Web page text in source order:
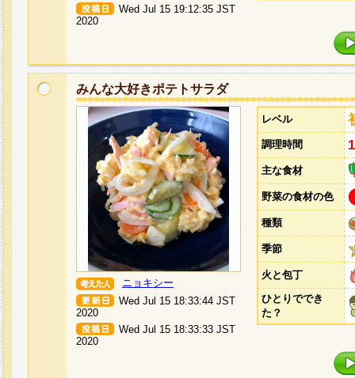
Wed Jul 15 19:12:35 JST
2020
みんな大好きポテトサラダ
ニョキシー
Wed Jul 15 18:33:44 JST
2020
Wed Jul 15 18:33:33 JST
2020
レベル
調理時間
主な食材
野菜の食材の色
種類
季節
火と包丁
ひとりででき
た？